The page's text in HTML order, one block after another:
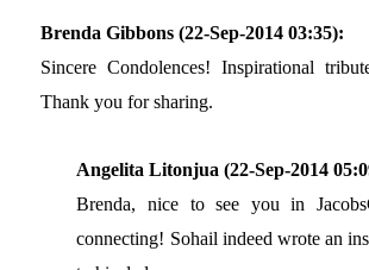
Brenda Gibbons (22-Sep-2014 03:35):
Sincere Condolences! Inspirational
Thank you for sharing.
Angelita Litonjua (22-Sep-2014
Brenda, nice to see you in
connecting! Sohail indeed wrote an